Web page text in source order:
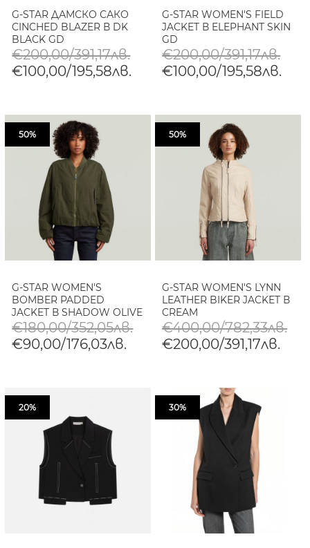
G-STAR ДАМСКО САКО
CINCHED BLAZER В DK
BLACK GD
€200,00/391,17лв.
€100,00/195,58лв.
G-STAR WOMEN'S FIELD
JACKET В ELEPHANT SKIN
GD
€200,00/391,17лв.
€100,00/195,58лв.
50%
G-STAR WOMEN'S
BOMBER PADDED
JACKET В SHADOW OLIVE
GD
€180,00/352,05лв.
€90,00/176,03лв.
50%
G-STAR WOMEN'S LYNN
LEATHER BIKER JACKET В
CREAM
€400,00/782,33лв.
€200,00/391,17лв.
20% 30%